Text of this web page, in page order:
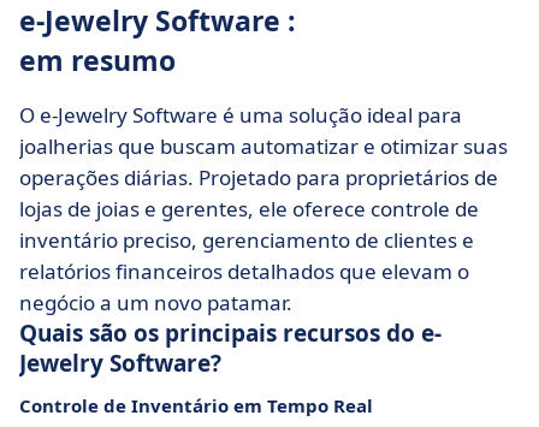
e-Jewelry Software :
em resumo
O e-Jewelry Software é uma solução ideal para
joalherias que buscam automatizar e otimizar suas
operações diárias. Projetado para proprietários de
lojas de joias e gerentes, ele oferece controle de
inventário preciso, gerenciamento de clientes e
relatórios financeiros detalhados que elevam o
negócio a um novo patamar.
Quais são os principais recursos do e-
Jewelry Software?
Controle de Inventário em Tempo Real